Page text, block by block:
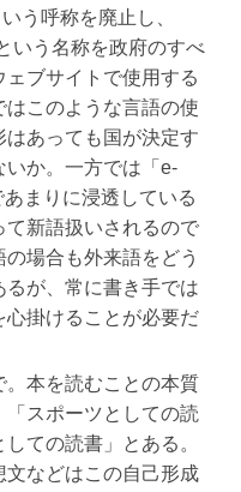
う呼称を廃止し、
いう名称を政府のすべ
ブサイトで使用する
このような言語の使
あっても国が決定す
いか。一方では「e-
まりに浸透している
て新語扱いされるので
場合も外来語をどう
が、常に書き手では
心掛けることが必要だ
。本を読むことの本質
スポーツとしての読
ての読書」とある。
などはこの自己形成